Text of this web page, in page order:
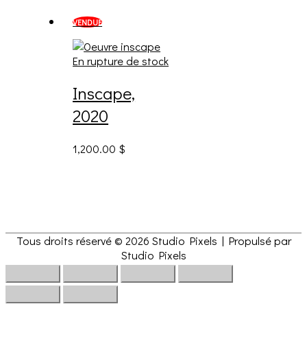
VENDUE
En rupture de stock
Inscape,
2020
1,200.00 $
Tous droits réservé © 2026 Studio Pixels | Propulsé par
Studio Pixels